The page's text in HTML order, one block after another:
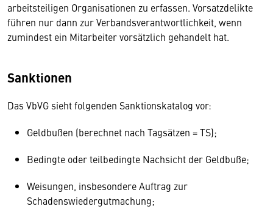
arbeitsteiligen Organisationen zu erfassen. Vorsatzdelikte
führen nur dann zur Verbandsverantwortlichkeit, wenn
zumindest ein Mitarbeiter vorsätzlich gehandelt hat.
Sanktionen
Das VbVG sieht folgenden Sanktionskatalog vor:
Geldbußen (berechnet nach Tagsätzen = TS);
Bedingte oder teilbedingte Nachsicht der Geldbuße;
Weisungen, insbesondere Auftrag zur
Schadenswiedergutmachung;